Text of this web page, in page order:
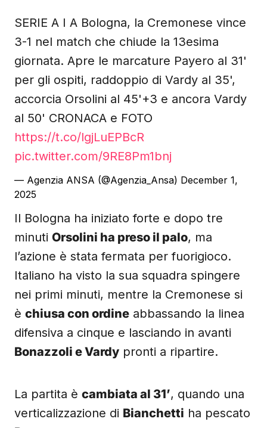
SERIE A I A Bologna, la Cremonese vince
3-1 nel match che chiude la 13esima
giornata. Apre le marcature Payero al 31'
per gli ospiti, raddoppio di Vardy al 35',
accorcia Orsolini al 45'+3 e ancora Vardy
al 50' CRONACA e FOTO
https://t.co/lgjLuEPBcR
pic.twitter.com/9RE8Pm1bnj
— Agenzia ANSA (@Agenzia_Ansa) December 1,
2025
Il Bologna ha iniziato forte e dopo tre
minuti Orsolini ha preso il palo, ma
l’azione è stata fermata per fuorigioco.
Italiano ha visto la sua squadra spingere
nei primi minuti, mentre la Cremonese si
è chiusa con ordine abbassando la linea
difensiva a cinque e lasciando in avanti
Bonazzoli e Vardy pronti a ripartire.
La partita è cambiata al 31’, quando una
verticalizzazione di Bianchetti ha pescato